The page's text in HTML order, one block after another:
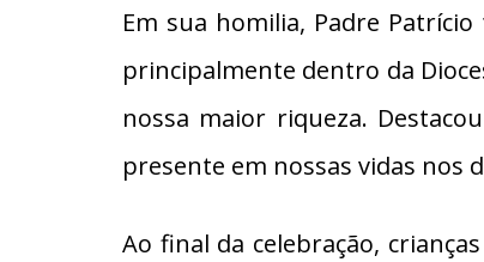
Em sua homilia, Padre
principalmente dentro da
nossa maior riqueza.
presente em nossas vidas nos
​Ao final da celebração,